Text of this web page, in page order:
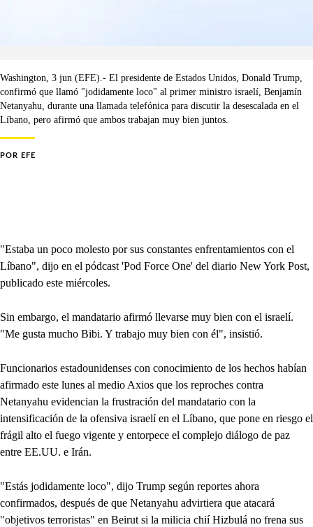
Washington, 3 jun (EFE).- El presidente de Estados Unidos, Donald Trump,
confirmó que llamó "jodidamente loco" al primer ministro israelí, Benjamín
Netanyahu, durante una llamada telefónica para discutir la desescalada en el
Líbano, pero afirmó que ambos trabajan muy bien juntos.
POR EFE
"Estaba un poco molesto por sus constantes enfrentamientos con el
Líbano", dijo en el pódcast 'Pod Force One' del diario New York Post,
publicado este miércoles.
Sin embargo, el mandatario afirmó llevarse muy bien con el israelí.
"Me gusta mucho Bibi. Y trabajo muy bien con él", insistió.
Funcionarios estadounidenses con conocimiento de los hechos habían
afirmado este lunes al medio Axios que los reproches contra
Netanyahu evidencian la frustración del mandatario con la
intensificación de la ofensiva israelí en el Líbano, que pone en riesgo el
frágil alto el fuego vigente y entorpece el complejo diálogo de paz
entre EE.UU. e Irán.
"Estás jodidamente loco", dijo Trump según reportes ahora
confirmados, después de que Netanyahu advirtiera que atacará
"objetivos terroristas" en Beirut si la milicia chií Hizbulá no frena sus